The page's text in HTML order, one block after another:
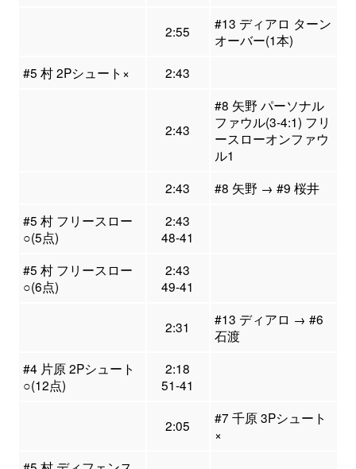
2:55
#13 ディアロ ターン
オーバー(1本)
#5 村 2Pシュート×
2:43
2:43
#8 矢野 パーソナル
ファウル(3-4:1) フリ
ースローオンファウ
ル1
2:43
#8 矢野 → #9 桜井
#5 村 フリースロー
○(5点)
2:43
48-41
#5 村 フリースロー
○(6点)
2:43
49-41
2:31
#13 ディアロ → #6
石渡
#4 片原 2Pシュート
○(12点)
2:18
51-41
2:05
#7 千原 3Pシュート
×